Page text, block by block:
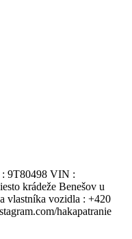
9T80498 VIN :
krádeže Benešov u
vlastníka vozidla : +420
hakapatranie